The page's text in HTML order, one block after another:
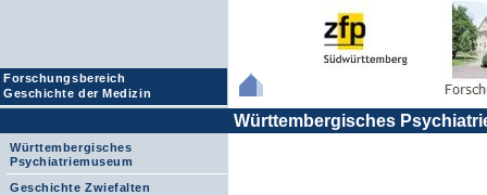
Forschungsbereich
Geschichte der Medizin
Württembergisches
Württembergisches
Psychiatriemuseum
Geschichte Zwiefalten